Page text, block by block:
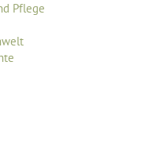
Pflege